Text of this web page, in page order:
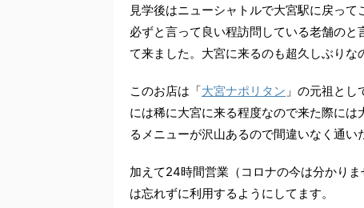
見学後はニューシャトルで大宮駅に戻っ
必ずと言って良い程訪問している老舗の
て来ました。大宮に来るのも超久しぶりな
このお店は「大宮ナポリタン 」の元祖と
には稀に大宮に来る程度なので来た際に
るメニューが沢山あるので間違いなく通い
加えて24時間営業（コロナの今は分かり
は忘れずに利用するようにしてます。